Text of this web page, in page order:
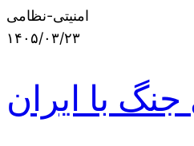
امنیتی-نظامی
۱۴۰۵/۰۳/۲۳
با ایران